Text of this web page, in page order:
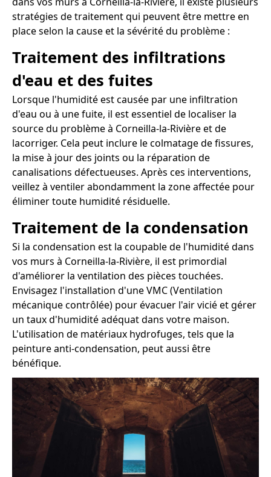
stratégies de traitement qui peuvent être mettre en
place selon la cause et la sévérité du problème :
Traitement des infiltrations
d'eau et des fuites
Lorsque l'humidité est causée par une infiltration
d'eau ou à une fuite, il est essentiel de localiser la
source du problème à Corneilla-la-Rivière et de
lacorriger. Cela peut inclure le colmatage de fissures,
la mise à jour des joints ou la réparation de
canalisations défectueuses. Après ces interventions,
veillez à ventiler abondamment la zone affectée pour
éliminer toute humidité résiduelle.
Traitement de la condensation
Si la condensation est la coupable de l'humidité dans
vos murs à Corneilla-la-Rivière, il est primordial
d'améliorer la ventilation des pièces touchées.
Envisagez l'installation d'une VMC (Ventilation
mécanique contrôlée) pour évacuer l'air vicié et gérer
un taux d'humidité adéquat dans votre maison.
L'utilisation de matériaux hydrofuges, tels que la
peinture anti-condensation, peut aussi être
bénéfique.